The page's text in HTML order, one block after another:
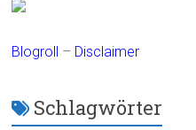
Blogroll – Disclaimer
Schlagwörter